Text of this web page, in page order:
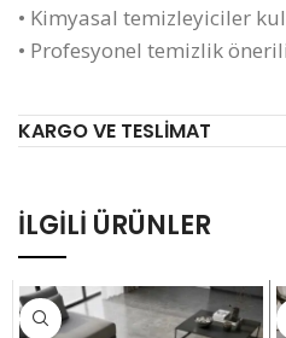
• Kimyasal temizleyiciler
• Profesyonel temizlik
KARGO VE TESLIMAT
İLGILI ÜRÜNLER